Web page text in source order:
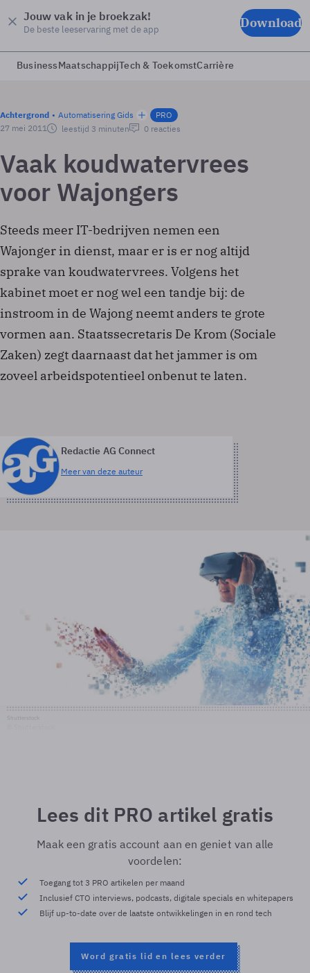
Jouw vak in je broekzak!
De beste leeservaring met de app Download
BusinessMaatschappijTech & ToekomstCarrière
Achtergrond Automatisering Gids
PRO
27 mei 2011
leestijd 3 minuten 0 reacties
Vaak koudwatervrees
voor Wajongers
Steeds meer IT-bedrijven nemen een
Wajonger in dienst, maar er is er nog altijd
sprake van koudwatervrees. Volgens het
kabinet moet er nog wel een tandje bij: de
instroom in de Wajong neemt anders te grote
vormen aan. Staatssecretaris De Krom (Sociale
Zaken) zegt daarnaast dat het jammer is om
zoveel arbeidspotentieel onbenut te laten.
Redactie AG Connect
Meer van deze auteur
Lees dit PRO artikel gratis
Maak een gratis account aan en geniet van alle
voordelen:
Toegang tot 3 PRO artikelen per maand
Inclusief CTO interviews, podcasts, digitale specials en whitepapers
Blijf up-to-date over de laatste ontwikkelingen in en rond tech
Word gratis lid en lees verder